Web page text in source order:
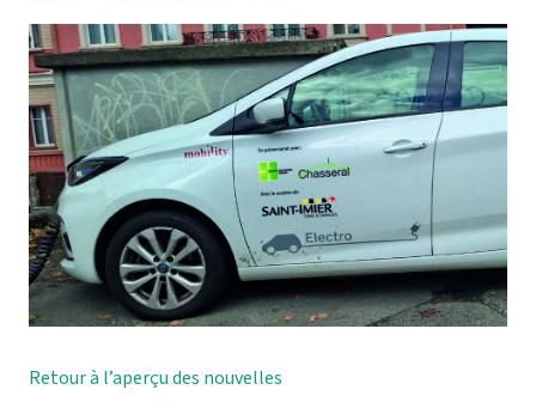
Retour à l’aperçu des nouvelles